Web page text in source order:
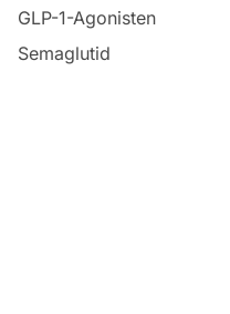
GLP-1-Agonisten
Semaglutid